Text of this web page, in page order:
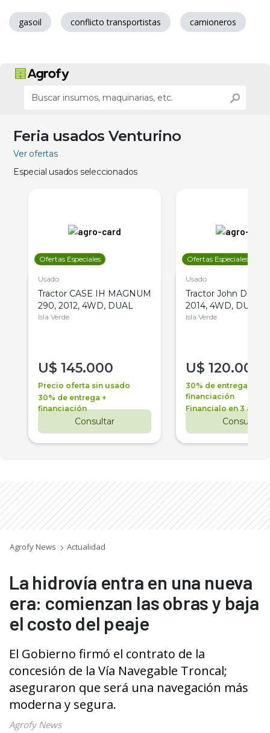
gasoil conflicto transportistas camioneros
Feria usados Venturino
Ver ofertas
Especial usados seleccionados
Ofertas Especiales
Usado
Tractor CASE IH MAGNUM
290, 2012, 4WD, DUAL
Isla Verde
U$ 145.000
Precio oferta sin usado
30% de entrega +
financiación
Consultar
Ofertas Especiales
Usado
Tractor John Deere
2014, 4WD, DUAL
Isla Verde
U$ 120.000
30% de entrega +
financiación
Financialo en 3 años
Consultar
Agrofy News Actualidad
La hidrovía entra en una nueva
era: comienzan las obras y baja
el costo del peaje
El Gobierno firmó el contrato de la
concesión de la Vía Navegable Troncal;
aseguraron que será una navegación más
moderna y segura.
Agrofy News